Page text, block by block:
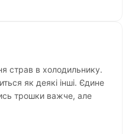
страв в холодильнику.
як деякі інші. Єдине
трошки важче, але